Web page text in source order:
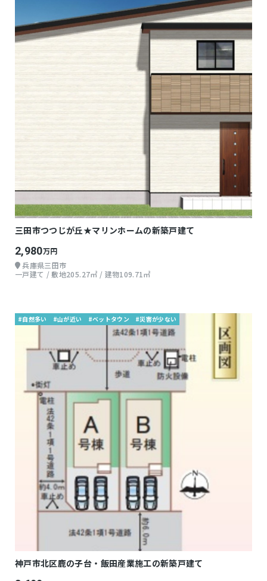
三田市つつじが丘★マリンホームの新築戸建て
2,980万円
兵庫県三田市
一戸建て / 敷地205.27㎡ / 建物109.71㎡
#自然多い #山が近い #ベットタウン #災害が少ない
神戸市北区鹿の子台・飯田産業施工の新築戸建て